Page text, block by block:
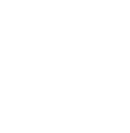
办手续|海关|重庆|
网校
域科学发展_
银行频道-和讯网
重庆公务员-